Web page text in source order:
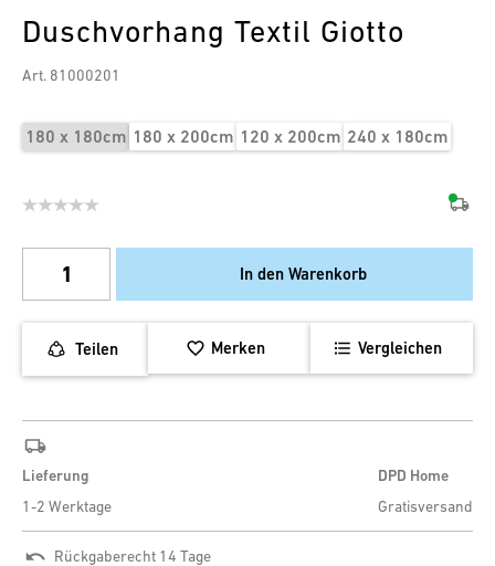
Duschvorhang Textil Giotto
Art. 81000201
180 x 180cm 180 x 200cm 120 x 200cm 240 x 180cm
In den Warenkorb
Teilen Merken Vergleichen
Lieferung
1-2 Werktage
DPD Home
Gratisversand
Rückgaberecht 14 Tage